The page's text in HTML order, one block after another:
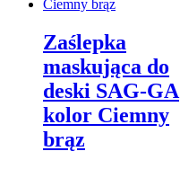
Zaślepka
maskująca do
deski SAG-GA
kolor Ciemny
brąz